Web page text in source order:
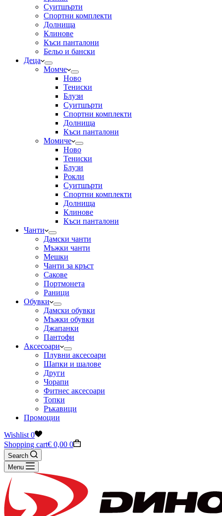
Суитшърти
Спортни комплекти
Долнища
Клинове
Къси панталони
Бельо и бански
Деца
Момче
Ново
Тениски
Блузи
Суитшърти
Спортни комплекти
Долнища
Къси панталони
Момиче
Ново
Тениски
Блузи
Рокли
Суитшърти
Спортни комплекти
Долнища
Клинове
Къси панталони
Чанти
Дамски чанти
Мъжки чанти
Мешки
Чанти за кръст
Сакове
Портмонета
Раници
Обувки
Дамски обувки
Мъжки обувки
Джапанки
Пантофи
Аксесоари
Плувни аксесоари
Шапки и шалове
Други
Чорапи
Фитнес аксесоари
Топки
Ръкавици
Промоции
Wishlist 0
Shopping cart€ 0,00 0
Search
Menu